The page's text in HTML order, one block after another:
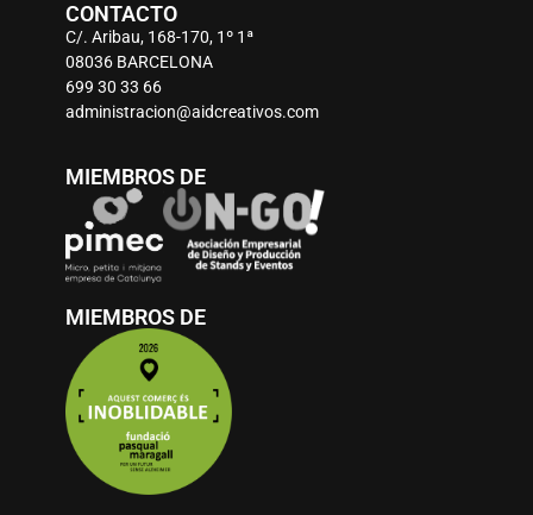
CONTACTO
C/. Aribau, 168-170, 1º 1ª
08036 BARCELONA
699 30 33 66
administracion@aidcreativos.com
MIEMBROS DE
MIEMBROS DE